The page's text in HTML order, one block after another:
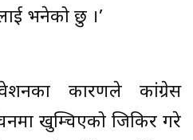
भनेको छु ।’
कारणले कांग्रेस
खुम्चिएको जिकिर गरे